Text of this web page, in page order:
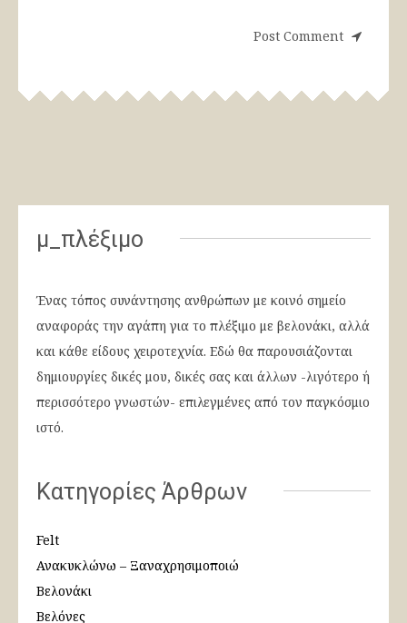
μ_πλέξιμο
Ένας τόπος συνάντησης ανθρώπων με κοινό σημείο
αναφοράς την αγάπη για το πλέξιμο με βελονάκι, αλλά
και κάθε είδους χειροτεχνία. Εδώ θα παρουσιάζονται
δημιουργίες δικές μου, δικές σας και άλλων -λιγότερο ή
περισσότερο γνωστών- επιλεγμένες από τον παγκόσμιο
ιστό.
Κατηγορίες Άρθρων
Felt
Ανακυκλώνω – Ξαναχρησιμοποιώ
Βελονάκι
Βελόνες